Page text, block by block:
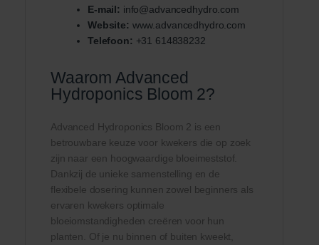
E-mail: info@advancedhydro.com
Website: www.advancedhydro.com
Telefoon: +31 614838232
Waarom Advanced
Hydroponics Bloom 2?
Advanced Hydroponics Bloom 2 is een
betrouwbare keuze voor kwekers die op zoek
zijn naar een hoogwaardige bloeimeststof.
Dankzij de unieke samenstelling en de
flexibele dosering kunnen zowel beginners als
ervaren kwekers optimale
bloeiomstandigheden creëren voor hun
planten. Of je nu binnen of buiten kweekt,